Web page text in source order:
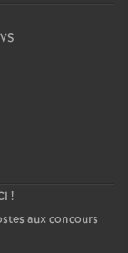
VS
!
aux concours